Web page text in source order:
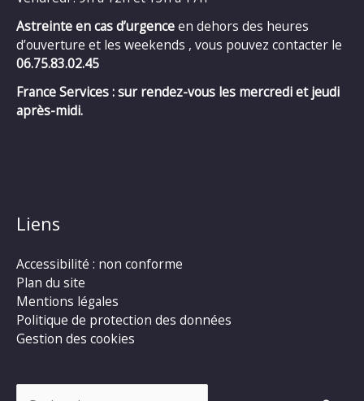
Astreinte en cas d’urgenceen dehors des heures
d’ouverture et les weekends , vous pouvez contacter le
06.75.83.02.45
France Services : sur rendez-vous les mercredi et jeudi
après-midi.
Liens
Accessibilité : non conforme
Plan du site
Mentions légales
Politique de protection des données
Gestion des cookies